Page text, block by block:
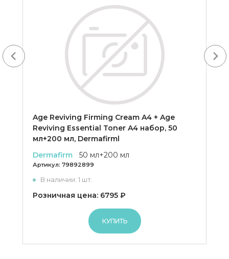
Age Reviving Firming Cream A4 + Age
Reviving Essential Toner A4 набор, 50
мл+200 мл, Dermafirml
Dermafirm
50 мл+200 мл
Артикул: 79892899
В наличии: 1 шт.
Розничная цена: 6795 ₽
КУПИТЬ